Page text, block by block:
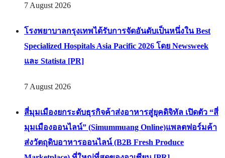
7 August 2026
โรงพยาบาลกรุงเทพได้รับการจัดอันดับเป็นหนึ่งใน Best
Specialized Hospitals Asia Pacific 2026 โดย Newsweek
และ Statista [PR]
7 August 2026
สี่มุมเมืองยกระดับธุรกิจค้าส่งอาหารสู่ยุคดิจิทัล เปิดตัว “สี่
มุมเมืองออนไลน์” (Simummuang Online)แพลตฟอร์มค้า
ส่งวัตถุดิบอาหารออนไลน์ (B2B Fresh Produce